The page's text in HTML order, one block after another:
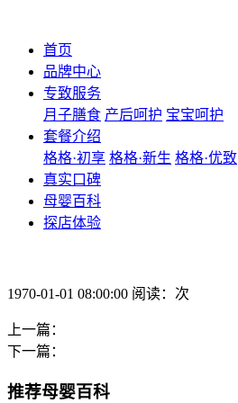
首页
品牌中心
专致服务
月子膳食 产后呵护 宝宝呵护
套餐介绍
格格·初享 格格·新生 格格·优致
真实口碑
母婴百科
探店体验
1970-01-01 08:00:00 阅读：次
上一篇：
下一篇：
推荐母婴百科